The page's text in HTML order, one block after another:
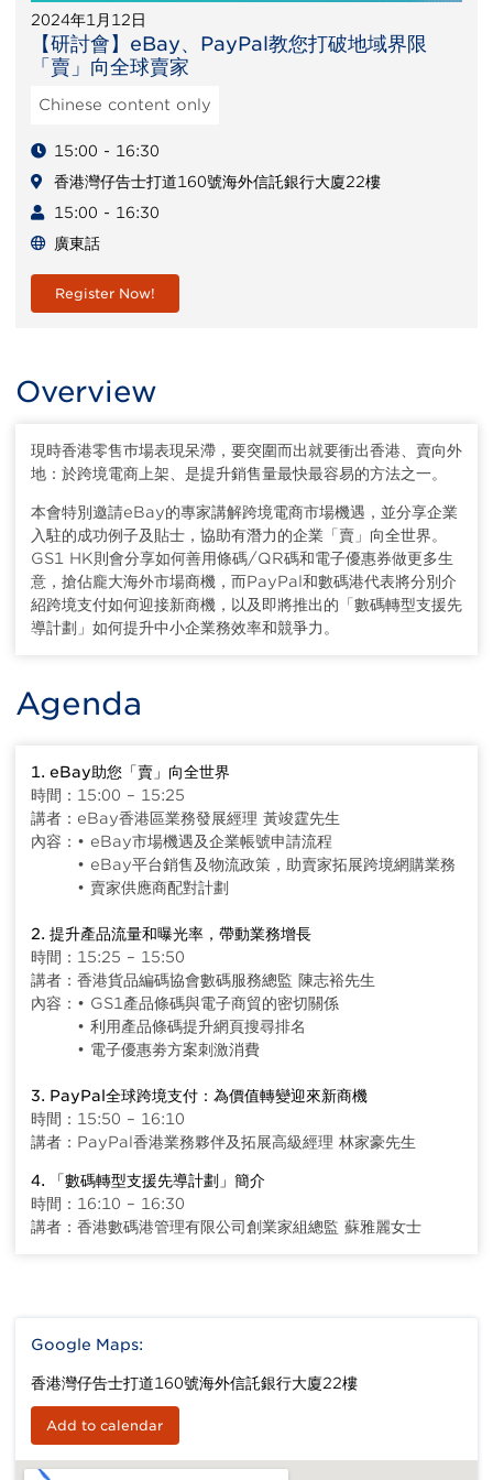
2024年1月12日
【研討會】eBay、PayPal教您打破地域界限
「賣」向全球賣家
Chinese content only
15:00 - 16:30
香港灣仔告士打道160號海外信託銀行大廈22樓
15:00 - 16:30
廣東話
Register Now!
Overview
現時香港零售巿場表現呆滯，要突圍而出就要衝出香港、賣向外
地：於跨境電商上架、是提升銷售量最快最容易的方法之一。
本會特別邀請eBay的專家講解跨境電商市場機遇，並分享企業
入駐的成功例子及貼士，協助有潛力的企業「賣」向全世界。
GS1 HK則會分享如何善用條碼/QR碼和電子優惠券做更多生
意，搶佔龐大海外市場商機，而PayPal和數碼港代表將分別介
紹跨境支付如何迎接新商機，以及即將推出的「數碼轉型支援先
導計劃」如何提升中小企業務效率和競爭力。
Agenda
1. eBay助您「賣」向全世界
時間：15:00 – 15:25
講者：eBay香港區業務發展經理 黃竣霆先生
內容：• eBay市場機遇及企業帳號申請流程
• eBay平台銷售及物流政策，助賣家拓展跨境網購業務
• 賣家供應商配對計劃
2. 提升產品流量和曝光率，帶動業務增長
時間：15:25 – 15:50
講者：香港貨品編碼協會數碼服務總監 陳志裕先生
內容：• GS1產品條碼與電子商貿的密切關係
• 利用產品條碼提升網頁搜尋排名
• 電子優惠劵方案刺激消費
3. PayPal全球跨境支付：為價值轉變迎來新商機
時間：15:50 – 16:10
講者：PayPal香港業務夥伴及拓展高級經理 林家豪先生
4. 「數碼轉型支援先導計劃」簡介
時間：16:10 – 16:30
講者：香港數碼港管理有限公司創業家組總監 蘇雅麗女士
Google Maps:
香港灣仔告士打道160號海外信託銀行大廈22樓
Add to calendar